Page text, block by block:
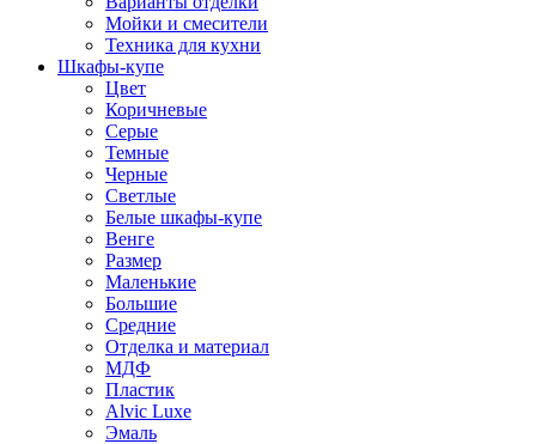
Мойки и смесители
Техника для кухни
Шкафы-купе
Цвет
Коричневые
Серые
Темные
Черные
Светлые
Белые шкафы-купе
Венге
Размер
Маленькие
Большие
Средние
Отделка и материал
МДФ
Пластик
Alvic Luxe
Эмаль